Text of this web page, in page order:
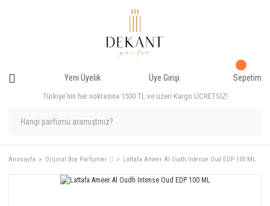
Türkiye'nin her noktasına 1500 TL ve üzeri Kargo ÜCRETSİZ!
Yeni Üyelik Üye Girişi Sepetim
Anasayfa Orijinal Boy Parfumler ⌷ Lattafa Ameer Al Oudh Intense Oud EDP 100 ML